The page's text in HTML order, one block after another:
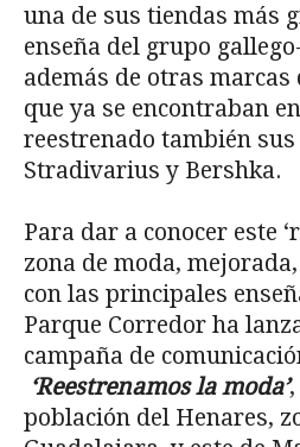
una de sus tiendas más
enseña del grupo
además de otras
que ya se encontraban
reestrenado también sus
Stradivarius y Bershka.
Para dar a conocer este
zona de moda,
con las principales
Parque Corredor ha
campaña de
‘Reestrenamos la moda’
población del Henares,